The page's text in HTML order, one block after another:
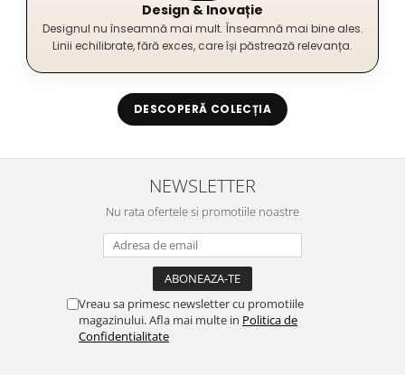
Design & Inovație
Designul nu înseamnă mai mult. Înseamnă mai bine ales.
Linii echilibrate, fără exces, care își păstrează relevanța.
DESCOPERĂ COLECȚIA
NEWSLETTER
Nu rata ofertele si promotiile noastre
Vreau sa primesc newsletter cu promotiile
magazinului. Afla mai multe in Politica de
Confidentialitate